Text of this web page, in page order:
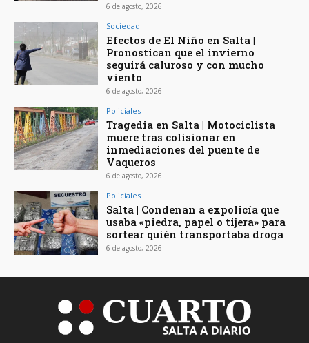
6 de agosto, 2026
Sociedad
Efectos de El Niño en Salta |
Pronostican que el invierno
seguirá caluroso y con mucho
viento
6 de agosto, 2026
Policiales
Tragedia en Salta | Motociclista
muere tras colisionar en
inmediaciones del puente de
Vaqueros
6 de agosto, 2026
Policiales
Salta | Condenan a expolicía que
usaba «piedra, papel o tijera» para
sortear quién transportaba droga
6 de agosto, 2026